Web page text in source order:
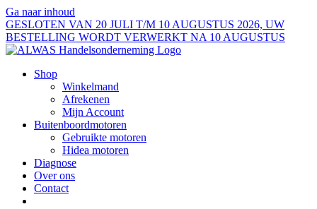
Ga naar inhoud
GESLOTEN VAN 20 JULI T/M 10 AUGUSTUS 2026, UW
BESTELLING WORDT VERWERKT NA 10 AUGUSTUS
Shop
Winkelmand
Afrekenen
Mijn Account
Buitenboordmotoren
Gebruikte motoren
Hidea motoren
Diagnose
Over ons
Contact